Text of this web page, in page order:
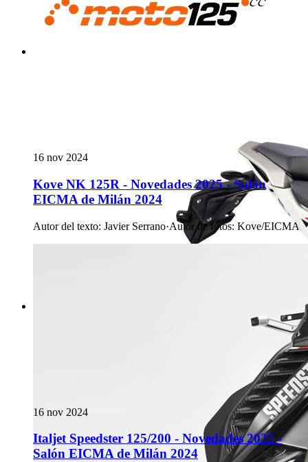
16 nov 2024
Kove NK 125R - Novedades 2025 - Salón
EICMA de Milán 2024
Autor del texto: Javier Serrano·Autor de fotos: Kove/EICMA
16 nov 2024
Italjet Speedster 125/200 - Novedades 2025 -
Salón EICMA de Milán 2024